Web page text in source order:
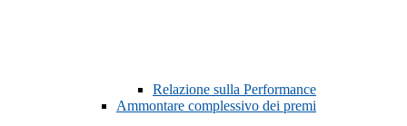
Relazione sulla Performance
Ammontare complessivo dei premi